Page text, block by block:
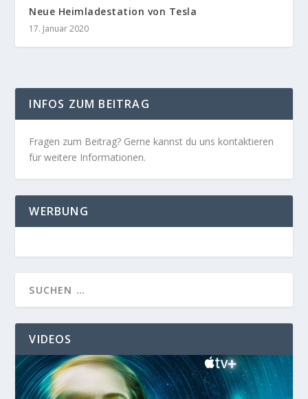
Neue Heimladestation von Tesla
17. Januar 2020
INFOS ZUM BEITRAG
Fragen zum Beitrag? Gerne kannst du uns kontaktieren
für weitere Informationen.
WERBUNG
VIDEOS